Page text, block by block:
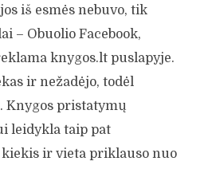
iš esmės nebuvo, tik
– Obuolio Facebook,
knygos.lt puslapyje.
ir nežadėjo, todėl
Knygos pristatymų
leidykla taip pat
ir vieta priklauso nuo